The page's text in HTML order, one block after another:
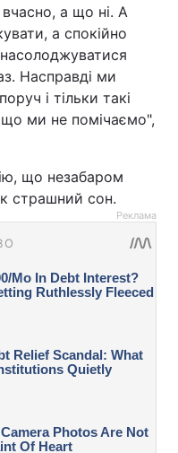
вчасно, а що ні. А
а спокійно
Насправді ми
і тільки такі
ми не помічаємо",
що незабаром
страшний сон.
Реклама